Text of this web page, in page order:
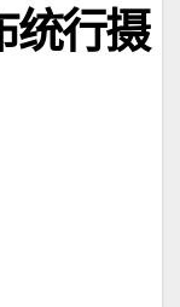
统行摄